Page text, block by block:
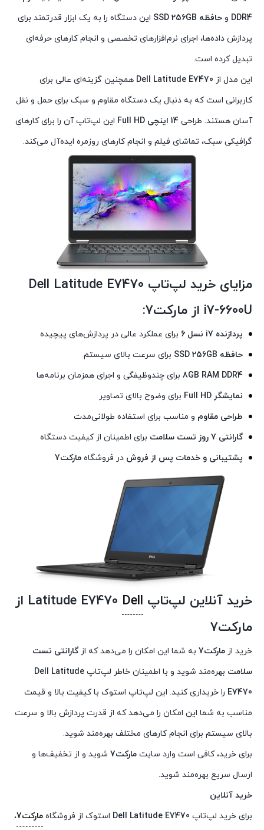
DDR4 و حافظه SSD 256GB
این دستگاه را به یک ابزار قدرتمند برای
پردازش داده‌ها، اجرای نرم‌افزارهای تخصصی و انجام کارهای حرفه‌ای
تبدیل کرده است.
این مدل از Dell Latitude E7470 همچنین گزینه‌ای عالی برای
کاربرانی است که به دنبال یک دستگاه مقاوم و سبک برای حمل و نقل
آسان هستند. طراحی 14 اینچی Full HD
این لپ‌تاپ آن را برای کارهای
گرافیکی سبک، تماشای فیلم و انجام کارهای روزمره ایده‌آل می‌کند.
مزایای خرید لپ‌تاپ Dell Latitude E7470
i7-6600U از مارکت7 :
پردازنده i7 نسل 6
برای عملکرد عالی در پردازش‌های پیچیده
حافظه SSD 256GB
برای سرعت بالای سیستم
8GB RAM DDR4 برای چندوظیفگی و اجرای همزمان برنامه‌ها
نمایشگر Full HD
برای وضوح بالای تصاویر
طراحی مقاوم و مناسب برای استفاده طولانی‌مدت
گارانتی 7 روز تست سلامت
برای اطمینان از کیفیت دستگاه
پشتیبانی و خدمات پس از فروش در فروشگاه مارکت7
خرید آنلاین لپ‌تاپ Dell
از
مارکت7
خرید از مارکت7 به شما این امکان را می‌دهد که ازگارانتی تست
سلامت بهره‌مند شوید و با اطمینان خاطر لپ‌تاپ Dell Latitude
E7470 را خریداری کنید. این لپ‌تاپ استوک با کیفیت بالا و قیمت
مناسب به شما این امکان را می‌دهد که از قدرت پردازش بالا و سرعت
بالای سیستم برای انجام کارهای مختلف بهره‌مند شوید.
برای خرید، کافی است وارد سایت مارکت7
شوید و از تخفیف‌ها و
ارسال سریع بهره‌مند شوید.
خرید آنلاین
برای خرید لپ‌تاپ Dell Latitude E7470 استوک از فروشگاه مارکت7 ،